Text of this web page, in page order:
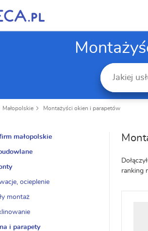
Małopolskie Montażyści okien i parapetów
ranking
małopolskie
ocieplenie
montaż
i parapety